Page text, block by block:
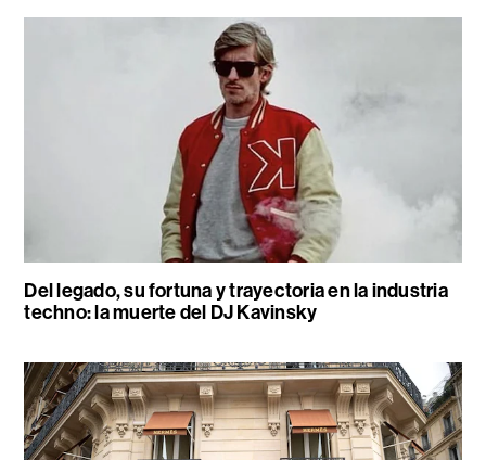
Del legado, su fortuna y trayectoria en la industria
techno: la muerte del DJ Kavinsky